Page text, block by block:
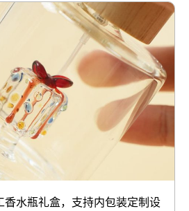
香水瓶礼盒，支持内包装定制设